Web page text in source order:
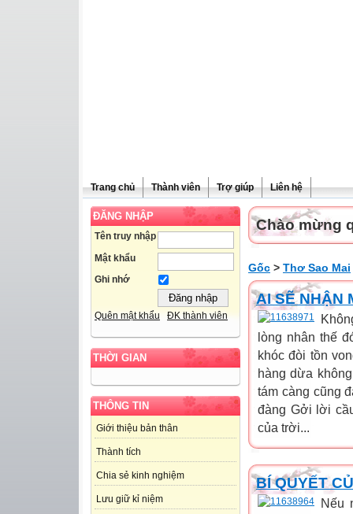
Trang chủ Thành viên Trợ giúp Liên hệ
ĐĂNG NHẬP
Tên truy nhập
Mật khẩu
Ghi nhớ
Quên mật khẩu ĐK thành viên
THỜI GIAN
THÔNG TIN
Giới thiệu bản thân
Thành tích
Chia sẻ kinh nghiệm
Lưu giữ kỉ niệm
Chào mừng
Gốc > Thơ Sao Mai
AI SẼ NHẬN
lòng nhân thế
khóc đòi tồn
hàng dừa
tám càng cũng
đàng Gởi lời
của trời...
BÍ QUYẾT
Nếu